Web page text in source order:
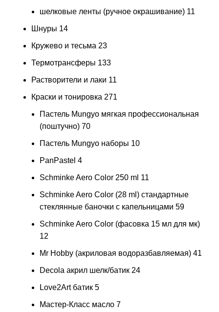
шелковые ленты (ручное окрашивание) 11
Шнуры 14
Кружево и тесьма 23
Термотрансферы 133
Растворители и лаки 11
Краски и тонировка 271
Пастель Mungyo мягкая профессиональная
(поштучно) 70
Пастель Mungyo наборы 10
PanPastel 4
Schminke Aero Color 250 ml 11
Schminke Aero Color (28 ml) стандартные
стеклянные баночки с капельницами 59
Schminke Aero Color (фасовка 15 мл для мк)
12
Mr Hobby (акриловая водоразбавляемая) 41
Decola акрил шелк/батик 24
Love2Art батик 5
Мастер-Класс масло 7